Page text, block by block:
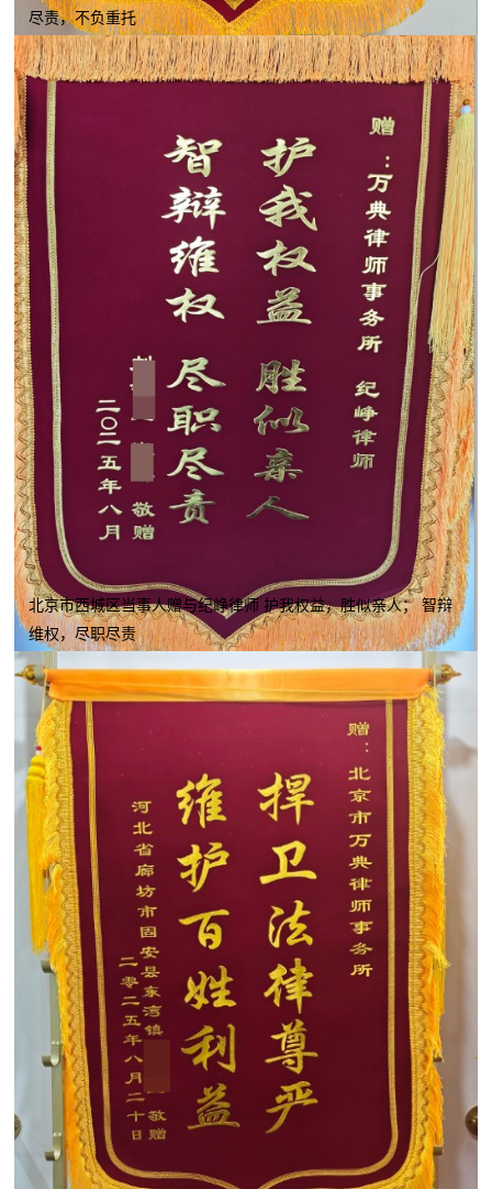
尽责，不负重托
北京市西城区当事人赠与纪峥律师 护我权益，胜似亲人； 智辩
维权，尽职尽责